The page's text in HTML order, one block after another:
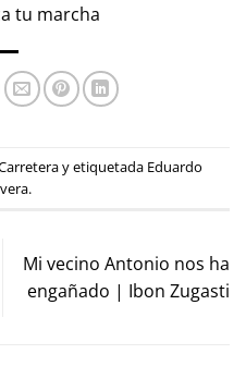
tu marcha
y etiquetada Eduardo
.
Mi vecino Antonio nos ha
engañado | Ibon Zugasti